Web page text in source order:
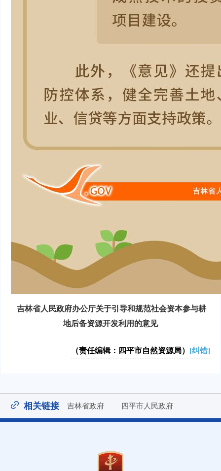
吉林省人民政府办公厅关于引导和规范社会资本参与耕
地后备资源开发利用的意见
（责任编辑：四平市自然资源局） [纠错]
相关链接 吉林省政府 四平市人民政府